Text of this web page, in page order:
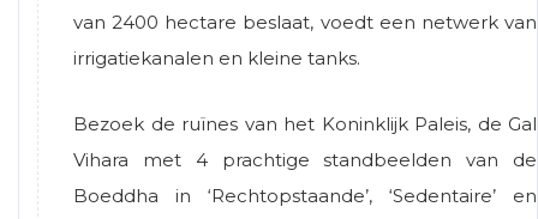
van 2400 hectare beslaat, voedt een netwerk van
irrigatiekanalen en kleine tanks.
Bezoek de ruïnes van het Koninklijk Paleis, de Gal
Vihara met 4 prachtige standbeelden van de
Boeddha in ‘Rechtopstaande’, ‘Sedentaire’ en